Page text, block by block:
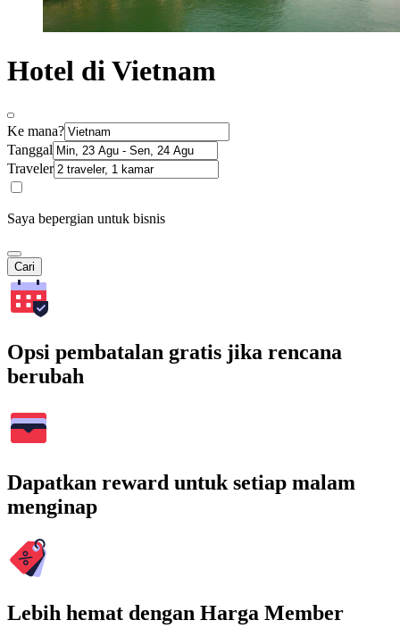
Hotel di Vietnam
Ke mana?
Tanggal
Traveler
Saya bepergian untuk bisnis
Cari
Opsi pembatalan gratis jika rencana
berubah
Dapatkan reward untuk setiap malam
menginap
Lebih hemat dengan Harga Member